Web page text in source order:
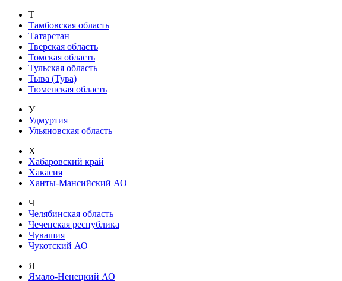
Т
Тамбовская область
Татарстан
Тверская область
Томская область
Тульская область
Тыва (Тува)
Тюменская область
У
Удмуртия
Ульяновская область
Х
Хабаровский край
Хакасия
Ханты-Мансийский АО
Ч
Челябинская область
Чеченская республика
Чувашия
Чукотский АО
Я
Ямало-Ненецкий АО